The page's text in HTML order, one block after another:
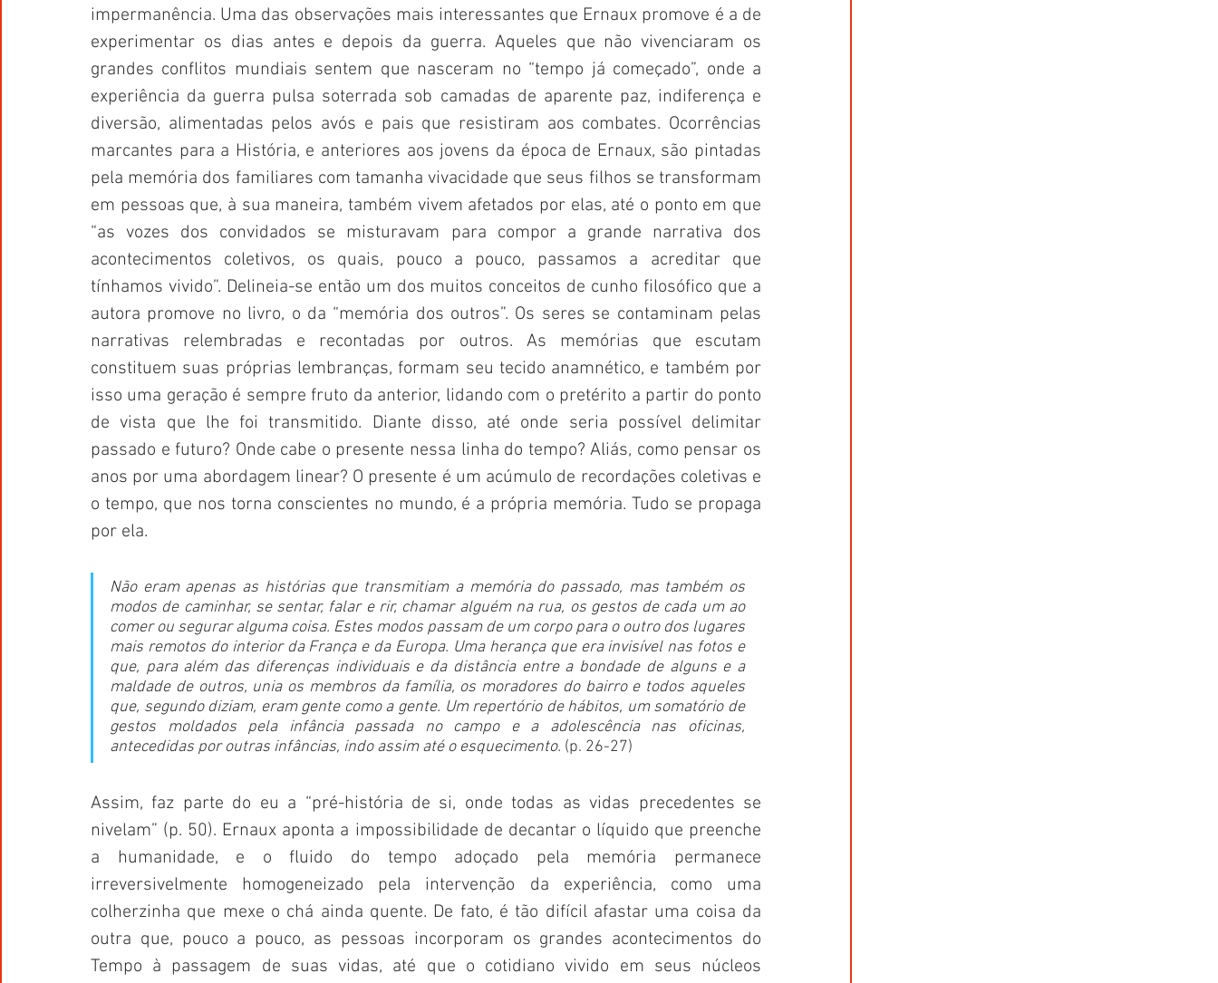
impermanência. Uma das observações mais interessantes que Ernaux promove é a de
experimentar os dias antes e depois da guerra. Aqueles que não vivenciaram os
grandes conflitos mundiais sentem que nasceram no “tempo já começado”, onde a
experiência da guerra pulsa soterrada sob camadas de aparente paz, indiferença e
diversão, alimentadas pelos avós e pais que resistiram aos combates. Ocorrências
marcantes para a História, e anteriores aos jovens da época de Ernaux, são pintadas
pela memória dos familiares com tamanha vivacidade que seus filhos se transformam
em pessoas que, à sua maneira, também vivem afetados por elas, até o ponto em que
“as vozes dos convidados se misturavam para compor a grande narrativa dos
acontecimentos coletivos, os quais, pouco a pouco, passamos a acreditar que
tínhamos vivido”. Delineia-se então um dos muitos conceitos de cunho filosófico que a
autora promove no livro, o da “memória dos outros”. Os seres se contaminam pelas
narrativas relembradas e recontadas por outros. As memórias que escutam
constituem suas próprias lembranças, formam seu tecido anamnético, e também por
isso uma geração é sempre fruto da anterior, lidando com o pretérito a partir do ponto
de vista que lhe foi transmitido. Diante disso, até onde seria possível delimitar
passado e futuro? Onde cabe o presente nessa linha do tempo? Aliás, como pensar os
anos por uma abordagem linear? O presente é um acúmulo de recordações coletivas e
o tempo, que nos torna conscientes no mundo, é a própria memória. Tudo se propaga
por ela.
Não eram apenas as histórias que transmitiam a memória do passado, mas também os
modos de caminhar, se sentar, falar e rir, chamar alguém na rua, os gestos de cada um ao
comer ou segurar alguma coisa. Estes modos passam de um corpo para o outro dos lugares
mais remotos do interior da França e da Europa. Uma herança que era invisível nas fotos e
que, para além das diferenças individuais e da distância entre a bondade de alguns e a
maldade de outros, unia os membros da família, os moradores do bairro e todos aqueles
que, segundo diziam, eram gente como a gente. Um repertório de hábitos, um somatório de
gestos moldados pela infância passada no campo e a adolescência nas oficinas,
antecedidas por outras infâncias, indo assim até o esquecimento. (p. 26-27)
Assim, faz parte do eu a “pré-história de si, onde todas as vidas precedentes se
nivelam” (p. 50). Ernaux aponta a impossibilidade de decantar o líquido que preenche
a humanidade, e o fluido do tempo adoçado pela memória permanece
irreversivelmente homogeneizado pela intervenção da experiência, como uma
colherzinha que mexe o chá ainda quente. De fato, é tão difícil afastar uma coisa da
outra que, pouco a pouco, as pessoas incorporam os grandes acontecimentos do
Tempo à passagem de suas vidas, até que o cotidiano vivido em seus núcleos